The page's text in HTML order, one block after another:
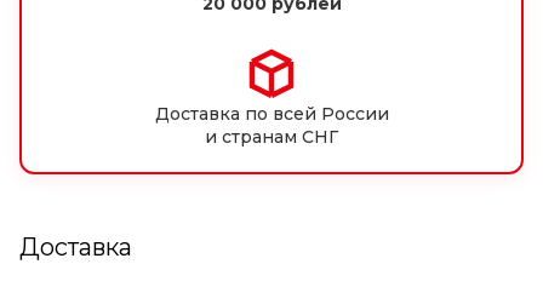
Доставка по всей России
и странам СНГ
Доставка